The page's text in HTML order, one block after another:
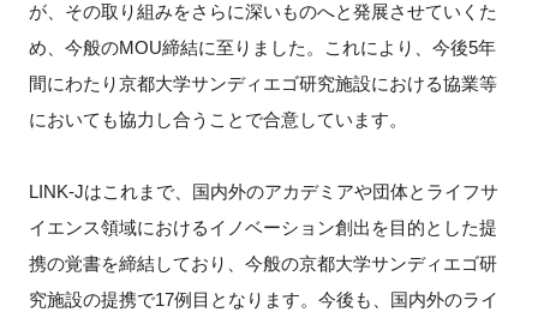
が、その取り組みをさらに深いものへと発展させていくた
め、今般のMOU締結に至りました。これにより、今後5年
間にわたり京都大学サンディエゴ研究施設における協業等
においても協力し合うことで合意しています。
LINK-Jはこれまで、国内外のアカデミアや団体とライフサ
イエンス領域におけるイノベーション創出を目的とした提
携の覚書を締結しており、今般の京都大学サンディエゴ研
究施設の提携で17例目となります。今後も、国内外のライ